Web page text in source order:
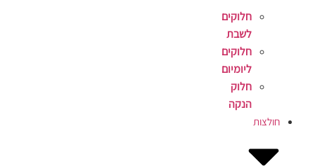
חלוקים
לשבת
חלוקים
ליומיום
חלוק
הנקה
חולצות